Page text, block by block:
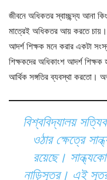
জীবনে অধিকতর স্বাচ্ছন্দ্য আনা
মাত্রেই অধিকতর আয় করতে চায়।
আদর্শ শিক্ষক মনে করার একটা
শিক্ষকদের অধিকাংশ আদর্শ শিক্ষক
আর্থিক সঙ্গতির ব্যবস্থা করতো।
বিশ্ববিদ্যালয়
ওঠার ক্ষেত্রে
রয়েছে।
নাড়িসূত্র। এই সূত্র